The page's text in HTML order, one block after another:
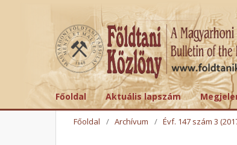
Főoldal Aktuális lapszám
Főoldal / Archívum / Évf. 147 szám 3